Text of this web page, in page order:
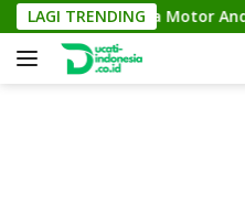
Skip
to
content
LAGI TRENDING
Performa Motor Anda